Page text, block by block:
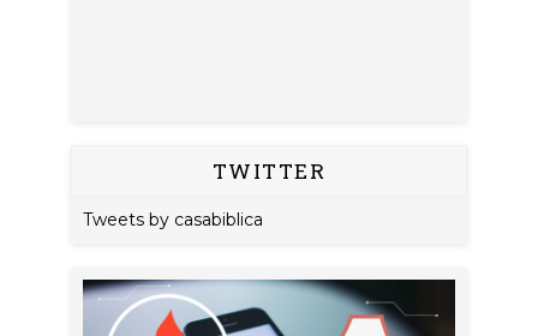
TWITTER
Tweets by casabiblica